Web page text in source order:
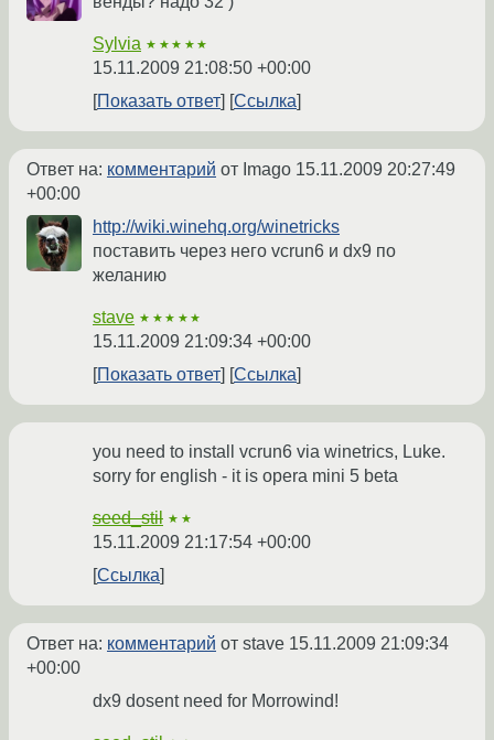
Sylvia ★★★★★
15.11.2009 21:08:50 +00:00
Показать ответ
Ссылка
Ответ на: комментарий от Imago 15.11.2009 20:27:49
+00:00
http://wiki.winehq.org/winetricks
поставить через него vcrun6 и dx9 по
желанию
stave ★★★★★
15.11.2009 21:09:34 +00:00
Показать ответ
Ссылка
you need to install vcrun6 via winetrics, Luke.
sorry for english - it is opera mini 5 beta
seed_stil ★★
15.11.2009 21:17:54 +00:00
Ссылка
Ответ на: комментарий от stave 15.11.2009 21:09:34
+00:00
dx9 dosent need for Morrowind!